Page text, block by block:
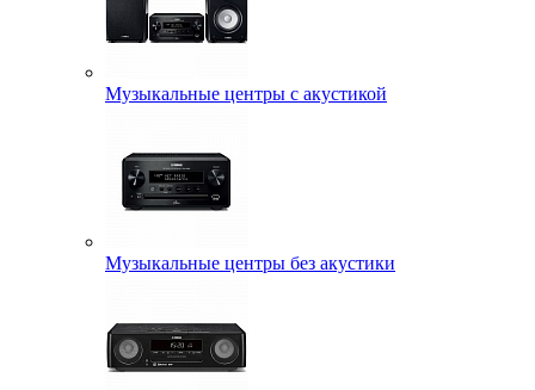
Музыкальные центры с акустикой
Музыкальные центры без акустики